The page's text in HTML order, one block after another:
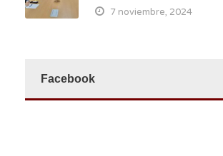
7 noviembre, 2024
Facebook